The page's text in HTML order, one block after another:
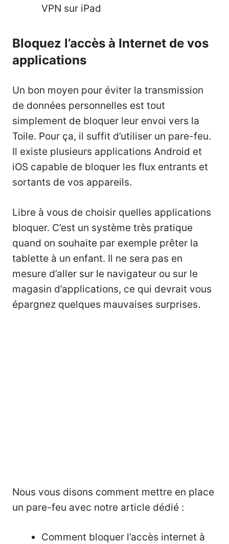
VPN sur iPad
Bloquez l’accès à Internet de vos
applications
Un bon moyen pour éviter la transmission
de données personnelles est tout
simplement de bloquer leur envoi vers la
Toile. Pour ça, il suffit d’utiliser un pare-feu.
Il existe plusieurs applications Android et
iOS capable de bloquer les flux entrants et
sortants de vos appareils.
Libre à vous de choisir quelles applications
bloquer. C’est un système très pratique
quand on souhaite par exemple prêter la
tablette à un enfant. Il ne sera pas en
mesure d’aller sur le navigateur ou sur le
magasin d’applications, ce qui devrait vous
épargnez quelques mauvaises surprises.
Nous vous disons comment mettre en place
un pare-feu avec notre article dédié :
Comment bloquer l’accès internet à